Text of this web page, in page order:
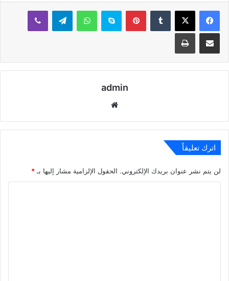
بينتيريستسكايب واتساب تيلقرام ڤايبر
مشاركة عبر البريد طباعة
admin
اترك تعليقاً
لن يتم نشر عنوان بريدك الإلكتروني. الحقول الإلزامية مشار إليها بـ *